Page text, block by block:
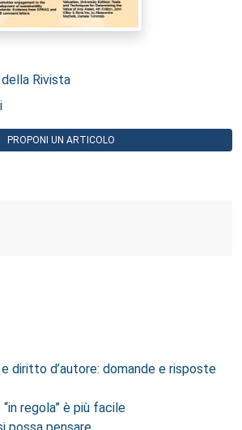
Rivista
PROPONI UN ARTICOLO
diritto d’autore: domande e risposte
regola” è più facile